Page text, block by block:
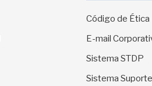
Código de Ética
E-mail
Sistema STDP
Sistema